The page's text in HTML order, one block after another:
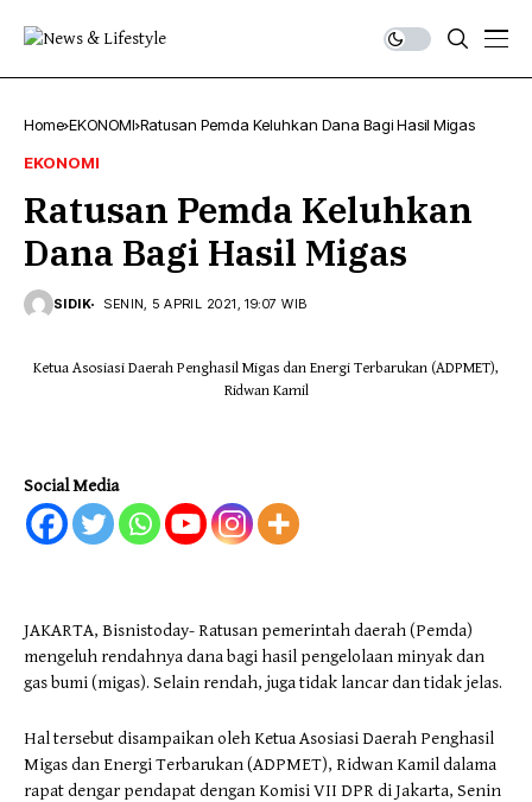
Home EKONOMI Ratusan Pemda Keluhkan Dana Bagi Hasil Migas
EKONOMI
Ratusan Pemda Keluhkan
Dana Bagi Hasil Migas
SIDIK SENIN, 5 APRIL 2021, 19:07 WIB
Ketua Asosiasi Daerah Penghasil Migas dan Energi Terbarukan (ADPMET),
Ridwan Kamil
Social Media
JAKARTA, Bisnistoday- Ratusan pemerintah daerah (Pemda)
mengeluh rendahnya dana bagi hasil pengelolaan minyak dan
gas bumi (migas). Selain rendah, juga tidak lancar dan tidak jelas.
Hal tersebut disampaikan oleh Ketua Asosiasi Daerah Penghasil
Migas dan Energi Terbarukan (ADPMET), Ridwan Kamil dalama
rapat dengar pendapat dengan Komisi VII DPR di Jakarta, Senin